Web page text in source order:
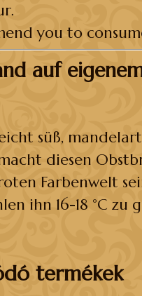
you to
auf
süß,
diesen
Farbenwelt
ihn 16-18 °C zu
termékek